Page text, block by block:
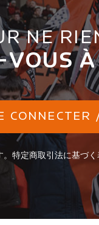
NE
CONNECTER
特定商取引法に基づ